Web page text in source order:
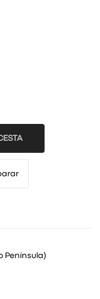
Península)